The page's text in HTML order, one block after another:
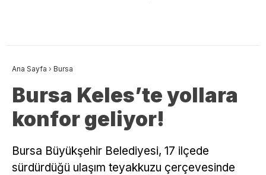
Ana Sayfa › Bursa
Bursa Keles’te yollara
konfor geliyor!
Bursa Büyükşehir Belediyesi, 17 ilçede
sürdürdüğü ulaşım teyakkuzu çerçevesinde